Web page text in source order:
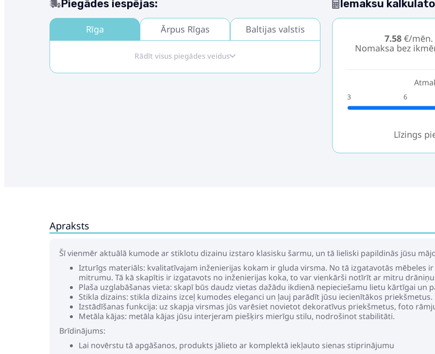
Piegādes iespējas:
Rīga Ārpus Rīgas Baltijas valstis
Rādīt visus piegādes veidus
Iemaksu
7.58€/mēn.
Nomaksa bez
3 6
Līzings
Apraksts
Šī vienmēr aktuālā kumode ar stiklotu dizainu izstaro klasisku šarmu, un tā lieliski papildinās jūsu
Izturīgs materiāls: kvalitatīvajam inženierijas kokam ir gluda virsma. No tā izgatavotās mēbeles
mitrumu. Tā kā skapītis ir izgatavots no inženierijas koka, to var vienkārši notīrīt ar mitru
Plaša uzglabāšanas vieta: skapī būs daudz vietas dažādu ikdienā nepieciešamu lietu kārtīgai un
Stikla dizains: stikla dizains izceļ kumodes eleganci un ļauj parādīt jūsu iecienītākos priekšmetus.
Izstādīšanas funkcija: uz skapja virsmas jūs varēsiet novietot dekoratīvus priekšmetus, foto
Metāla kājas: metāla kājas jūsu interjeram piešķirs mierīgu stilu, nodrošinot stabilitāti.
Brīdinājums:
Lai novērstu tā apgāšanos, produkts jālieto ar komplektā iekļauto sienas stiprinājumu